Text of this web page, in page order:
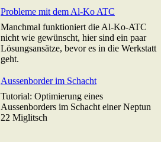
Probleme mit dem Al-Ko ATC
Manchmal funktioniert die Al-Ko-ATC
nicht wie gewünscht, hier sind ein paar
Lösungsansätze, bevor es in die Werkstatt
geht.
Aussenborder im Schacht
Tutorial: Optimierung eines
Aussenborders im Schacht einer Neptun
22 Miglitsch